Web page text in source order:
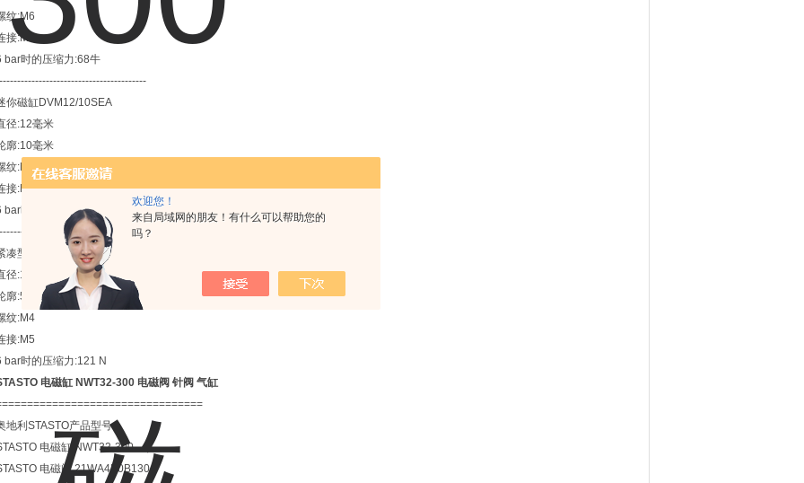
欢迎您！
来自局域网的朋友！有什么可以帮助您的
吗？
纹:M6
接:M5
bar时的压缩力:68牛
你磁缸DVM12/10SEA
径:12毫米
廓:10毫米
纹:M6
接:M5
bar时的压缩力:44 N
凑型气缸NSKU16-5-F
径:16毫米
廓:5毫米
纹:M4
接:M5
bar时的压缩力:121 N
电磁缸 NWT32-300 电磁阀 针阀 气缸
地利STASTO产品型号：
电磁缸 NWT32-300
电磁阀 21WA4K0B130